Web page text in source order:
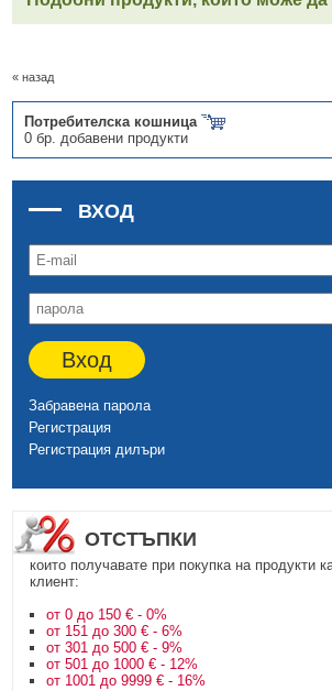
« назад
Потребителска кошница
0 бр. добавени продукти
ВХОД
Вход
Забравена парола
Регистрация
Регистрация дилъри
ОТСТЪПКИ
които получавате при покупка на продукти
клиент:
от 0 до 150 € - 0%
от 151 до 300 € - 6%
от 301 до 500 € - 9%
от 501 до 1000 € - 12%
от 1001 до 9999 € - 16%